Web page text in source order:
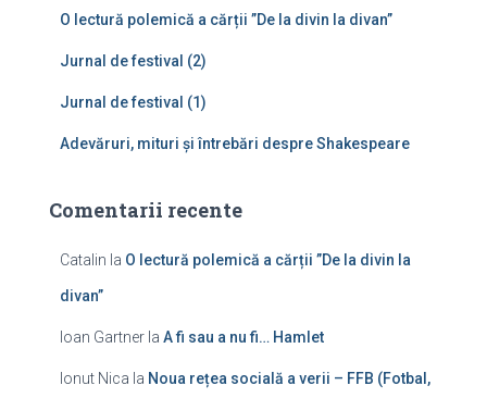
O lectură polemică a cărții ”De la divin la divan”
Jurnal de festival (2)
Jurnal de festival (1)
Adevăruri, mituri și întrebări despre Shakespeare
Comentarii recente
Catalin la O lectură polemică a cărții ”De la divin la
divan”
Ioan Gartner la A fi sau a nu fi… Hamlet
Ionut Nica la Noua rețea socială a verii – FFB (Fotbal,